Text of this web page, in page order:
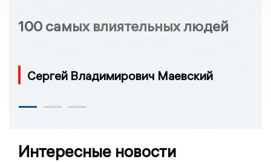
100 самых влиятельных людей
Сергей Владимирович Маевский
Интересные новости